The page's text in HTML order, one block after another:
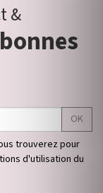
&
OK
trouverez pour
d'utilisation du